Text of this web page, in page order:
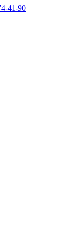
41-90